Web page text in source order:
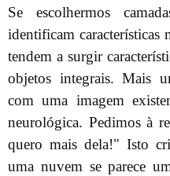
Se escolhermos
identificam características
tendem a surgir
objetos integrais. Mais
com uma imagem
neurológica. Pedimos à
quero mais dela!" Isto
uma nuvem se parece